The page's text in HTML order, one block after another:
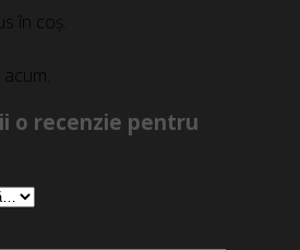
în coș.
o recenzie pentru